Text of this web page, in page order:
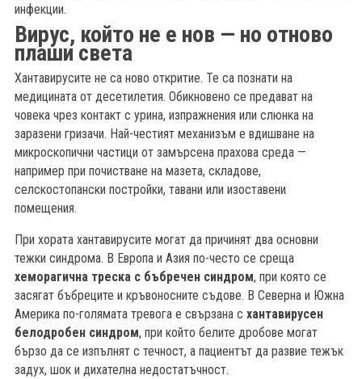
инфекции.
Вирус, който не е нов — но отново
плаши света
Хантавирусите не са ново откритие. Те са познати на
медицината от десетилетия. Обикновено се предават на
човека чрез контакт с урина, изпражнения или слюнка на
заразени гризачи. Най-честият механизъм е вдишване на
микроскопични частици от замърсена прахова среда —
например при почистване на мазета, складове,
селскостопански постройки, тавани или изоставени
помещения.
При хората хантавирусите могат да причинят два основни
тежки синдрома. В Европа и Азия по-често се среща
хеморагична треска с бъбречен синдром, при която се
засягат бъбреците и кръвоносните съдове. В Северна и Южна
Америка по-голямата тревога е свързана с хантавирусен
белодробен синдром, при който белите дробове могат
бързо да се изпълнят с течност, а пациентът да развие тежък
задух, шок и дихателна недостатъчност.